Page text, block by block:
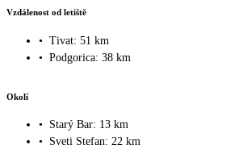
Vzdálenost od letiště
• Tivat: 51 km
• Podgorica: 38 km
Okolí
•
Starý Bar: 13 km
•
Sveti Stefan: 22 km